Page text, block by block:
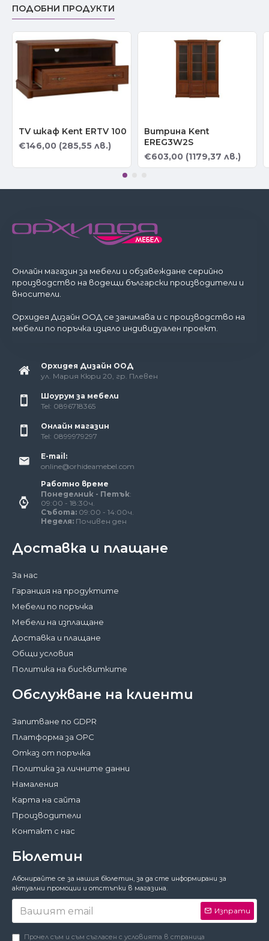
За да работи този сайт както трябва,
понякога запазваме на вашето устройство
малки файлове с данни, наричани
данни! Подробности
ПОДОБНИ ПРОДУКТИ
TV шкаф Kent ERTV 100
€146,00 (285,55 лв.)
Витрина Kent
EREG3W2S
€603,00 (1179,37 лв.)
Онлайн магазин за мебели и обзавеждане серийно
производство на водещи български производители и
вносители.
Орхидея Дизайн ООД се занимава и с производство на
мебели по поръчка изцяло индивидуален проект.
Орхидея Дизайн ООД
ул. Мария Кюри 20, гр. Плевен
Шоурум за мебели
Tel: 0896718365
Онлайн магазин
Tel: 0899979297
E-mail:
online@orhideamebel.com
Работно време
Понеделник - Петък:
09:00 - 18:30ч.
Събота: 09:00 - 14:00ч.
Неделя: Почивен ден
Доставка и плащане
За нас
Гаранция на продуктите
Мебели по поръчка
Мебели на изплащане
Доставка и плащане
Общи условия
Политика на бисквитките
Обслужване на клиенти
Запитване по GDPR
Платформа за ОРС
Отказ от поръчка
Политика за личните данни
Намаления
Карта на сайта
Производители
Контакт с нас
Бюлетин
Абонирайте се за нашия бюлетин, за да сте информирани за
актуални промоции и отстъпки в магазина.
Изпрати
Прочел съм и съм съгласен с условията в страница